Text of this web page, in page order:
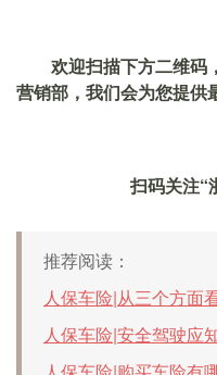
欢迎扫描下方二维码
营销部，我们会为您提供
扫码关注“
推荐阅读：
人保车险|从三个方面
人保车险|安全驾驶应